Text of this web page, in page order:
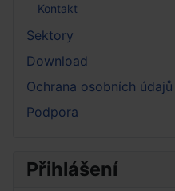
Kontakt
Sektory
Download
Ochrana osobních údajů
Podpora
Přihlášení